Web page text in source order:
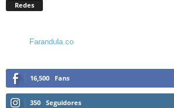
Redes
Farandula.co
16,500 Fans
350 Seguidores